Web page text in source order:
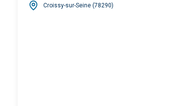
Croissy-sur-Seine (78290)